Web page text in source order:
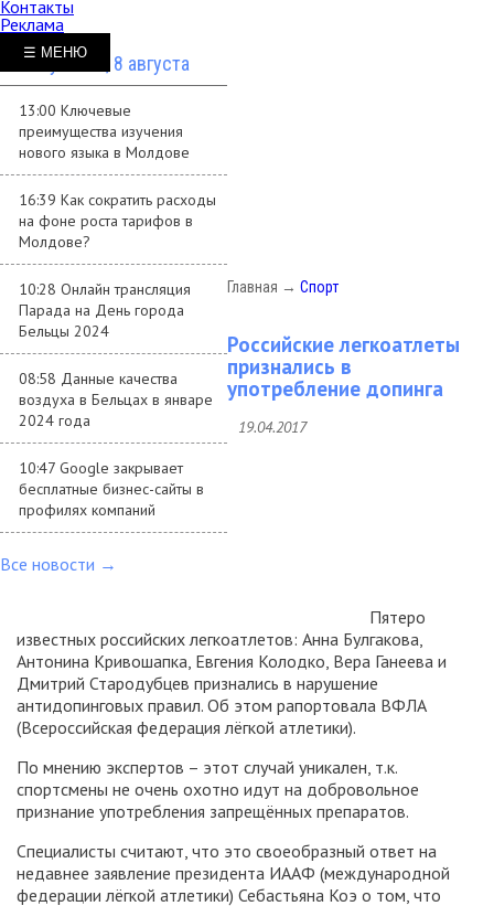
Контакты
Реклама
Суббота, 8 августа
13:00 Ключевые
преимущества изучения
нового языка в Молдове
16:39 Как сократить расходы
на фоне роста тарифов в
Молдове?
10:28 Онлайн трансляция
Парада на День города
Бельцы 2024
08:58 Данные качества
воздуха в Бельцах в январе
2024 года
10:47 Google закрывает
бесплатные бизнес-сайты в
профилях компаний
Все новости →
☰ МЕНЮ
Главная → Спорт
Российские легкоатлеты
признались в
употребление допинга
19.04.2017
Пятеро
известных российских легкоатлетов: Анна Булгакова,
Антонина Кривошапка, Евгения Колодко, Вера Ганеева и
Дмитрий Стародубцев признались в нарушение
антидопинговых правил. Об этом рапортовала ВФЛА
(Всероссийская федерация лёгкой атлетики).
По мнению экспертов – этот случай уникален, т.к.
спортсмены не очень охотно идут на добровольное
признание употребления запрещённых препаратов.
Специалисты считают, что это своеобразный ответ на
недавнее заявление президента ИААФ (международной
федерации лёгкой атлетики) Себастьяна Коэ о том, что